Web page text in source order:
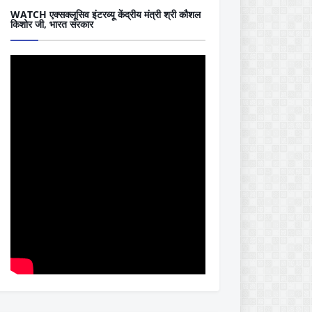
WATCH एक्सक्लूसिव इंटरव्यू केंद्रीय मंत्री श्री कौशल
किशोर जी, भारत सरकार